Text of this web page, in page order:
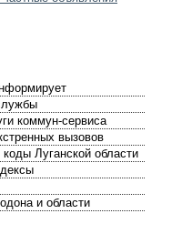
коммун-сервиса
вызовов
Луганской области
и области